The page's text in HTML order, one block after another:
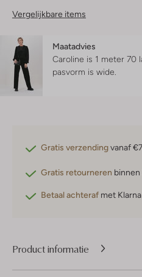
Vergelijkbare items
Maatadvies
Caroline is 1 meter 70
pasvorm is wide
Gratis verzendingvanaf
Gratis retourneren
Betaal achteraf met Klarna
Product informatie